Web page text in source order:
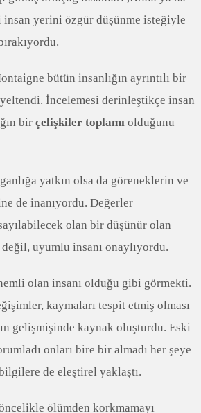
insan yerini özgür düşünme isteğiyle
bütün insanlığın ayrıntılı bir
yeltendi. İncelemesi derinleştikçe insan
bir çelişkiler toplamı olduğunu
yatkın olsa da göreneklerin ve
de inanıyordu. Değerler
olan bir düşünür olan
uyumlu insanı onaylıyordu.
olan insanı olduğu gibi görmekti.
kaymaları tespit etmiş olması
gelişmişinde kaynak oluşturdu. Eski
onları bire bir almadı her şeye
de eleştirel yaklaştı.
ölümden korkmamayı